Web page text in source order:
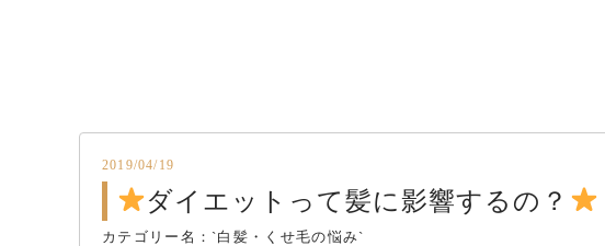
2019/04/19
ダイエットって髪に影響するの？
カテゴリー名： `白髪・くせ毛の悩み`